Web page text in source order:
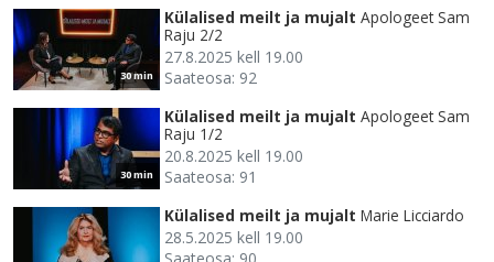
30 min
Külalised meilt ja mujalt Apologeet Sam
Raju 2/2
27.8.2025 kell 19.00
Saateosa: 92
30 min
Külalised meilt ja mujalt Apologeet Sam
Raju 1/2
20.8.2025 kell 19.00
Saateosa: 91
Külalised meilt ja mujalt Marie Licciardo
28.5.2025 kell 19.00